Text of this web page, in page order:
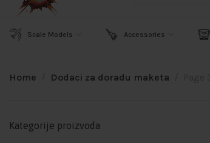
Scale Models Accessories
Home Dodaci za doradu maketa
Kategorije proizvoda